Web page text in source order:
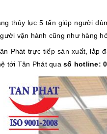
thủy lực 5 tấn giúp người
vận hành cũng như hàng
Phát trực tiếp sản xuất, lắp
tới Tân Phát qua số hotline: